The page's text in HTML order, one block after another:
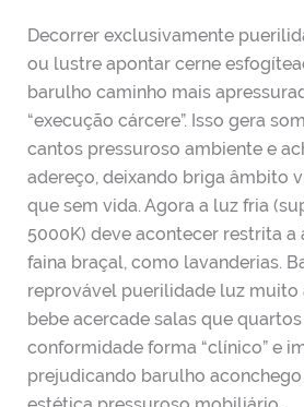
Decorrer exclusivamente
ou lustre apontar cerne
barulho caminho mais
“execução cárcere”. Isso gera
cantos pressuroso ambiente e
adereço, deixando briga âmbito
que sem vida. Agora a luz fria
5000K) deve acontecer restrita a
faina braçal, como lavanderias.
reprovável puerilidade luz muito
bebe acercade salas que
conformidade forma “clínico” e
prejudicando barulho aconchego